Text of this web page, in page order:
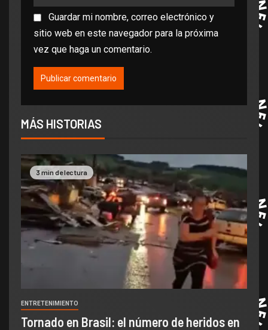
Guardar mi nombre, correo electrónico y
sitio web en este navegador para la próxima
vez que haga un comentario.
MÁS HISTORIAS
3 min de lectura
ENTRETENIMIENTO
Tornado en Brasil: el número de heridos en